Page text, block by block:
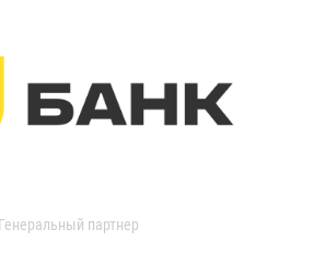
Генеральный партнер